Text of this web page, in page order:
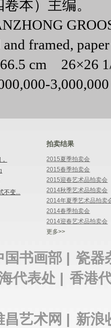
本）主编。
framed, paper
cm 26×26
3,000,000
不变...
拍卖结果
2015夏季拍卖会
2015春季拍卖会
2015迎春艺术品拍卖会
2014秋季艺术品拍卖会
2014年夏季艺术品拍卖
2014春季拍卖会
2014迎春艺术品拍卖会
更多>>
国书画部 | 瓷器
代表处 | 香港
昌艺术网 | 新浪